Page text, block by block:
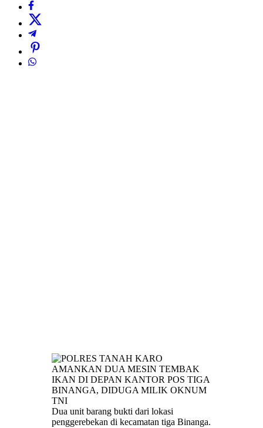
Dua unit barang bukti dari lokasi
penggerebekan di kecamatan tiga Binanga.